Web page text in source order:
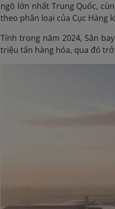
ngõ lớn nhất Trung Quốc,
theo phân loại của Cục Hàng
Tính trong năm 2024, Sân
triệu tấn hàng hóa, qua đó